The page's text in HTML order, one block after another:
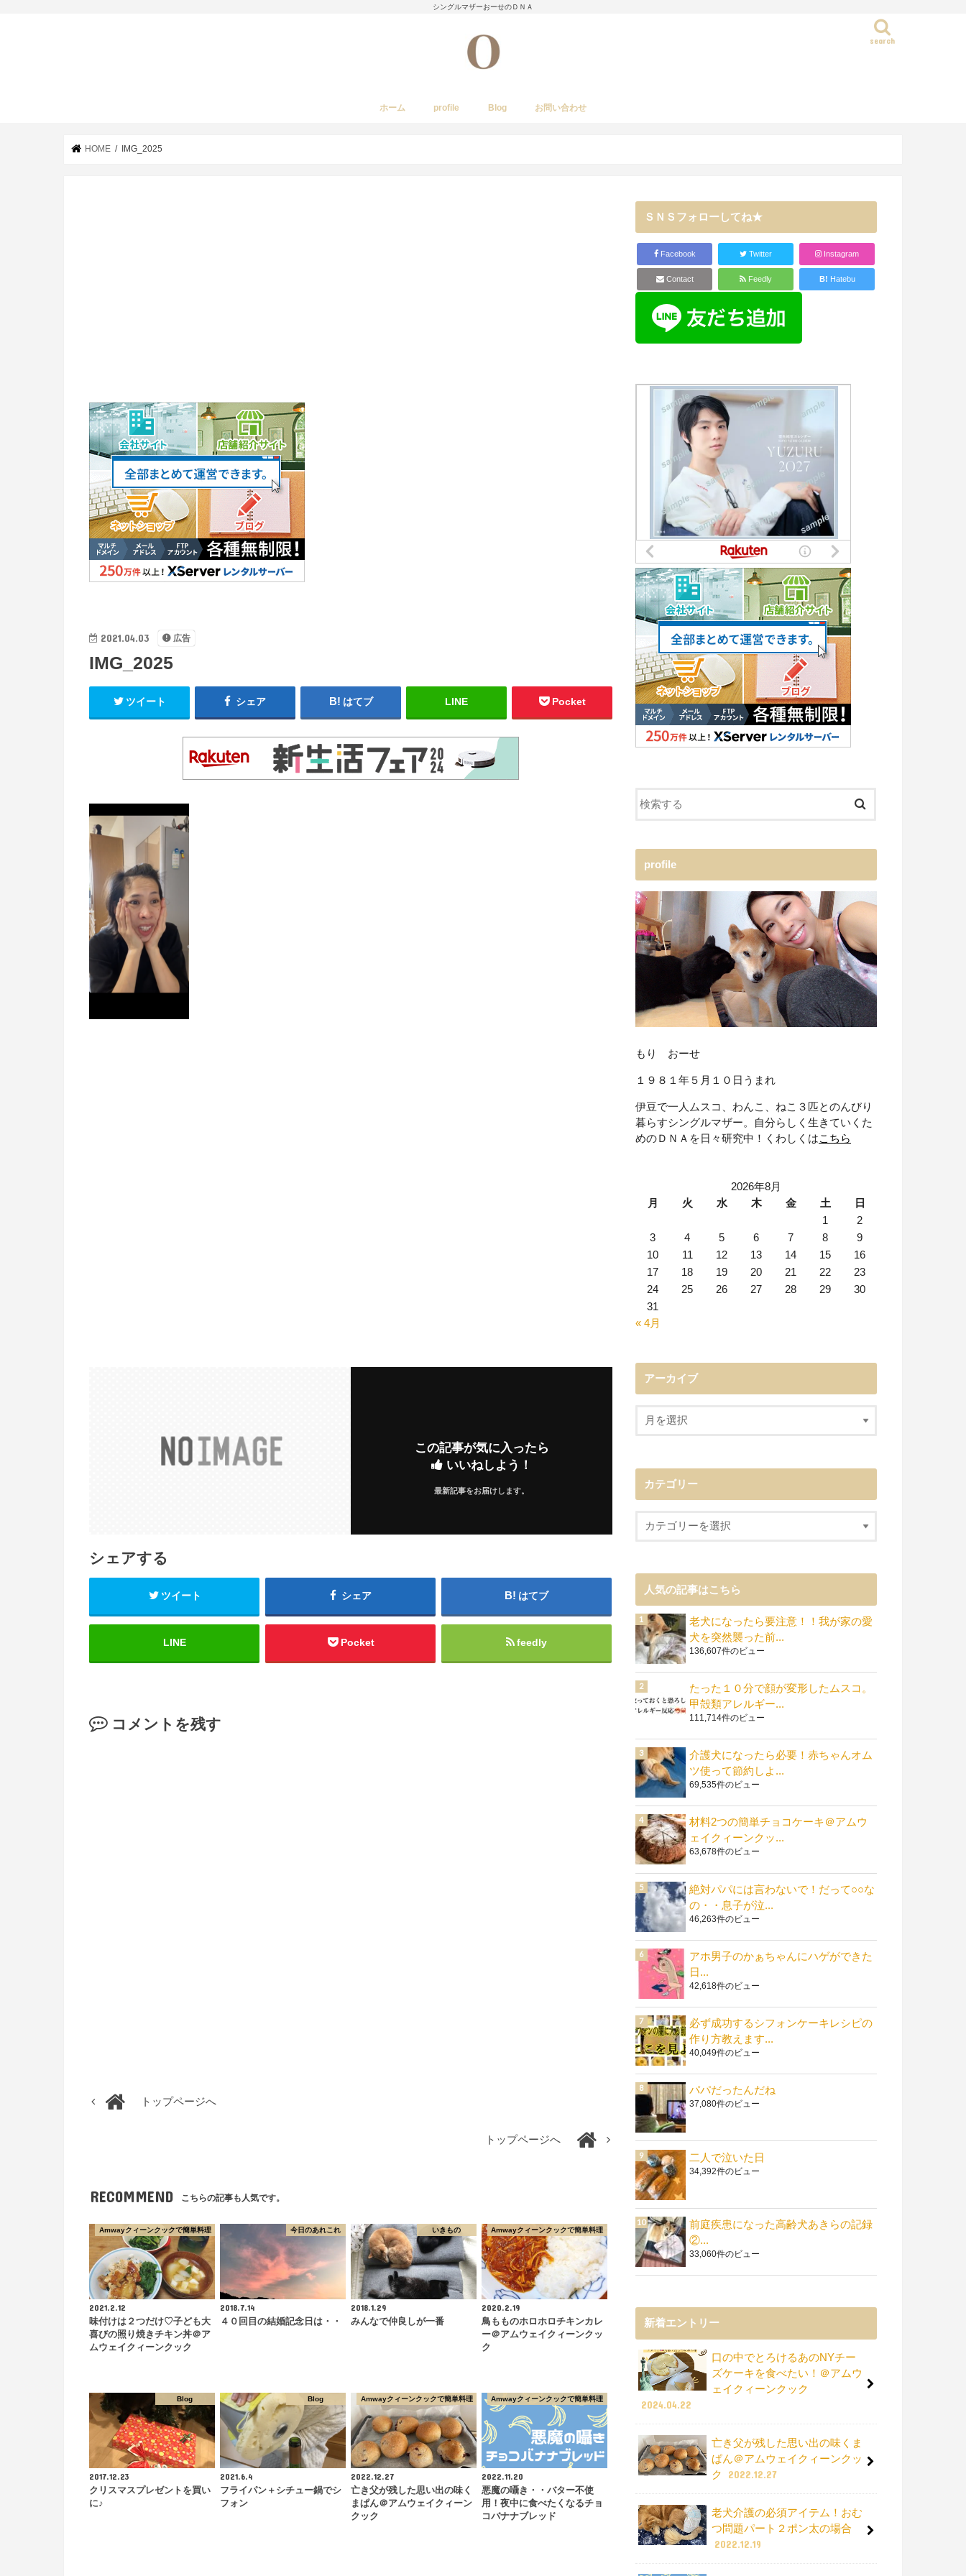
シングルマザーおーせのＤＮＡ
search
ホーム profile Blog お問い合わせ
HOME IMG_2025
2021.04.03 広告
IMG_2025
ツイート シェア はてブ LINE Pocket
この記事が気に入ったら
いいねしよう！
最新記事をお届けします。
シェアする
ツイート シェア はてブ
LINE Pocket feedly
コメントを残す
トップページへ
トップページへ
RECOMMEND こちらの記事も人気です。
Amwayクィーンクックで簡単料理
2021.2.12
味付けは２つだけ♡子ども大
喜びの照り焼きチキン丼＠ア
ムウェイクィーンクック
今日のあれこれ
2018.7.14
４０回目の結婚記念日は・・
いきもの
2018.1.29
みんなで仲良しが一番
Amwayクィーンクックで簡単料理
2020.2.19
鳥もものホロホロチキンカレ
ー＠アムウェイクィーンクッ
ク
Blog
2017.12.23
クリスマスプレゼントを買い
に♪
Blog
2021.6.4
フライパン＋シチュー鍋でシ
フォン
Amwayクィーンクックで簡単料理
2022.12.27
亡き父が残した思い出の味く
まぱん＠アムウェイクィーン
クック
Amwayクィーンクックで簡単料理
2022.11.20
悪魔の囁き・・バター不使
用！夜中に食べたくなるチョ
コバナナブレッド
ＳＮＳフォローしてね★
Facebook Twitter Instagram
Contact Feedly B! Hatebu
profile
もり おーせ
１９８１年５月１０日うまれ
伊豆で一人ムスコ、わんこ、ねこ３匹とのんびり
暮らすシングルマザー。自分らしく生きていくた
めのＤＮＡを日々研究中！くわしくはこちら
2026年8月
月
火 水 木 金 土
日
1
2
3
4 5 6 7 8
9
10
11 12 13 14 15
16
17
18 19 20 21 22
23
24
25 26 27 28 29
30
31
« 4月
アーカイブ
カテゴリー
人気の記事はこちら
老犬になったら要注意！！我が家の愛
犬を突然襲った前...
136,607件のビュー
たった１０分で顔が変形したムスコ。
甲殻類アレルギー...
111,714件のビュー
介護犬になったら必要！赤ちゃんオム
ツ使って節約しよ...
69,535件のビュー
材料2つの簡単チョコケーキ＠アムウ
ェイクィーンクッ...
63,678件のビュー
絶対パパには言わないで！だって○○な
の・・息子が泣...
46,263件のビュー
アホ男子のかぁちゃんにハゲができた
日...
42,618件のビュー
必ず成功するシフォンケーキレシピの
作り方教えます...
40,049件のビュー
パパだったんだね
37,080件のビュー
二人で泣いた日
34,392件のビュー
前庭疾患になった高齢犬あきらの記録
②...
33,060件のビュー
新着エントリー
口の中でとろけるあのNYチー
ズケーキを食べたい！＠アムウ
ェイクィーンクック
2024.04.22
亡き父が残した思い出の味くま
ぱん＠アムウェイクィーンクッ
ク
2022.12.27
老犬介護の必須アイテム！おむ
つ問題パート２ポン太の場合
2022.12.19